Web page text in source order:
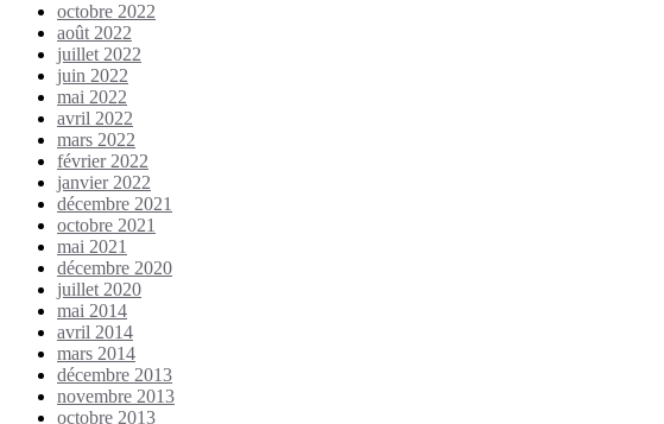
octobre 2022
août 2022
juillet 2022
juin 2022
mai 2022
avril 2022
mars 2022
février 2022
janvier 2022
décembre 2021
octobre 2021
mai 2021
décembre 2020
juillet 2020
mai 2014
avril 2014
mars 2014
décembre 2013
novembre 2013
octobre 2013